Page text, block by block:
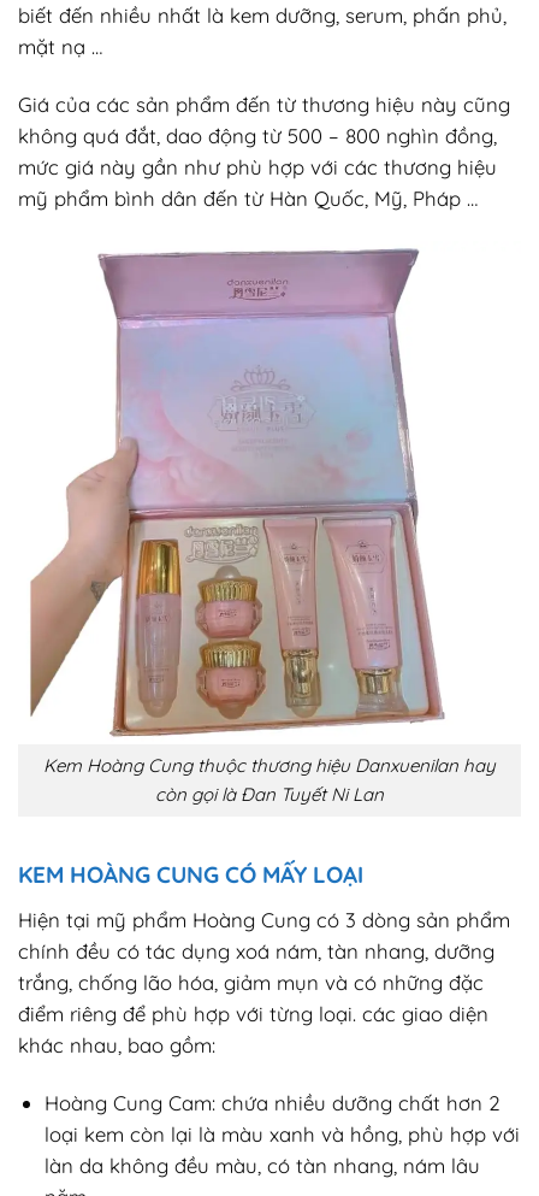
biết đến nhiều nhất là kem dưỡng, serum, phấn phủ,
mặt nạ …
Giá của các sản phẩm đến từ thương hiệu này cũng
không quá đắt, dao động từ 500 – 800 nghìn đồng,
mức giá này gần như phù hợp với các thương hiệu
mỹ phẩm bình dân đến từ Hàn Quốc, Mỹ, Pháp …
Kem Hoàng Cung thuộc thương hiệu Danxuenilan hay
còn gọi là Đan Tuyết Ni Lan
KEM HOÀNG CUNG CÓ MẤY LOẠI
Hiện tại mỹ phẩm Hoàng Cung có 3 dòng sản phẩm
chính đều có tác dụng xoá nám, tàn nhang, dưỡng
trắng, chống lão hóa, giảm mụn và có những đặc
điểm riêng để phù hợp với từng loại. các giao diện
khác nhau, bao gồm:
Hoàng Cung Cam: chứa nhiều dưỡng chất hơn 2
loại kem còn lại là màu xanh và hồng, phù hợp với
làn da không đều màu, có tàn nhang, nám lâu